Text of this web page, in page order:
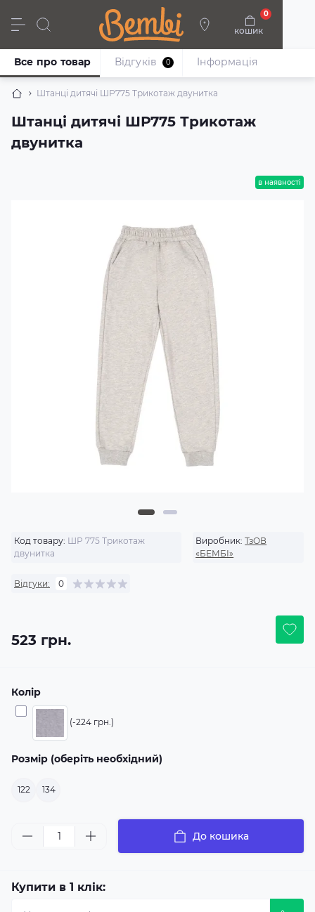
кошик
0
Дівчата Хлопці Немовлята Взуття
Штанці дитячі ШР775 Трикотаж двунитка
Штанці дитячі ШР775 Трикотаж
двунитка
Все про товар Відгуків 0 Iнформація
в наявності
Код товару: ШР 775 Трикотаж
двунитка
Виробник: ТзОВ
«БЕМБІ»
Відгуки: 0
523 грн.
Колір
(-224 грн.)
Розмір (оберіть необхідний)
122 134
До кошика
Купити в 1 клік: